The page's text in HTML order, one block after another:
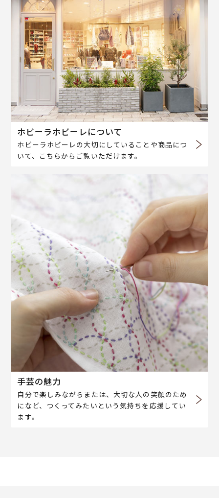
ホビーラホビーレについて
ホビーラホビーレの大切にしていることや商品につ
いて、こちらからご覧いただけます。
手芸の魅力
自分で楽しみながらまたは、大切な人の笑顔のため
になど、つくってみたいという気持ちを応援してい
ます。